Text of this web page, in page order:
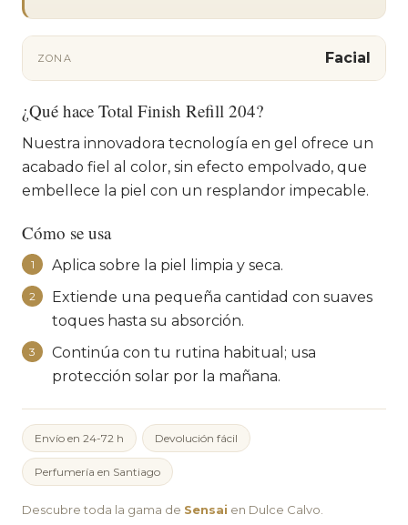
ZONA Facial
¿Qué hace Total Finish Refill 204?
Nuestra innovadora tecnología en gel ofrece un
acabado fiel al color, sin efecto empolvado, que
embellece la piel con un resplandor impecable.
Cómo se usa
1 Aplica sobre la piel limpia y seca.
2
Extiende una pequeña cantidad con suaves
toques hasta su absorción.
3
Continúa con tu rutina habitual; usa
protección solar por la mañana.
Envío en 24-72 h Devolución fácil
Perfumería en Santiago
Descubre toda la gama de Sensai en Dulce Calvo.